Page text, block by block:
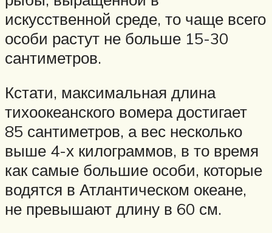
искусственной среде, то чаще всего
особи растут не больше 15-30
сантиметров.
Кстати, максимальная длина
тихоокеанского вомера достигает
85 сантиметров, а вес несколько
выше 4-х килограммов, в то время
как самые большие особи, которые
водятся в Атлантическом океане,
не превышают длину в 60 см.